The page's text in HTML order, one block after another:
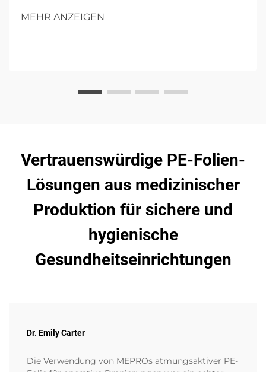
MEHR ANZEIGEN
Vertrauenswürdige PE-Folien-
Lösungen aus medizinischer
Produktion für sichere und
hygienische
Gesundheitseinrichtungen
Dr. Emily Carter
Die Verwendung von MEPROs atmungsaktiver PE-